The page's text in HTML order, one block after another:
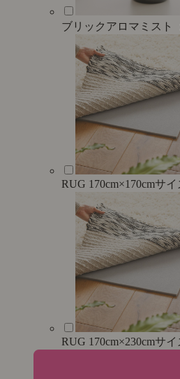
ブリックアロマミスト
RUG 170cm×170cmサイ
RUG 170cm×230cmサイ